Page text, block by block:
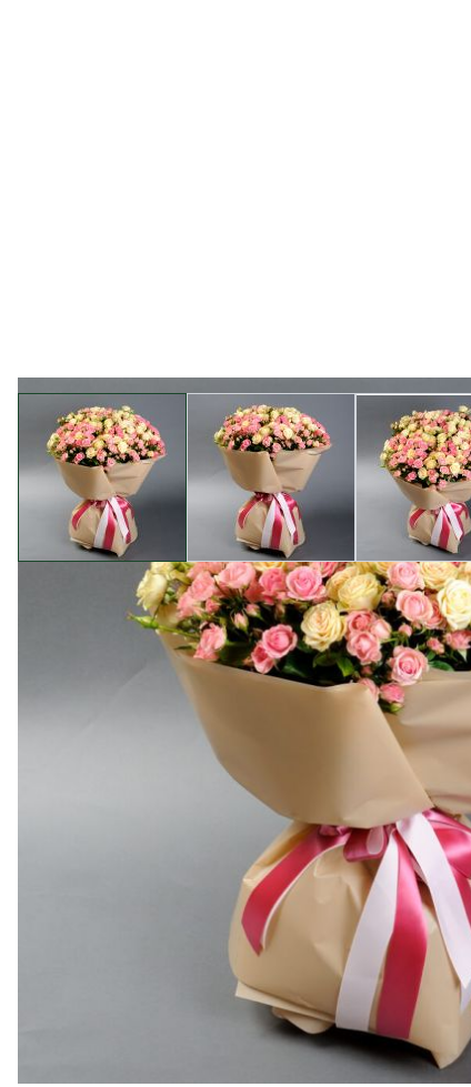
View larger image View larger image
У нашому магазині квітів Camellia ви знайдете
хто цінує красу в деталях. Кожна троянда в
Однією з головних переваг покупки в нашому
квітів. Кожен букет ретельно складений,
"55 троянд спрей Грація та Олена" - це не
Купуючи цей букет у нас, ви обираєте найкраще